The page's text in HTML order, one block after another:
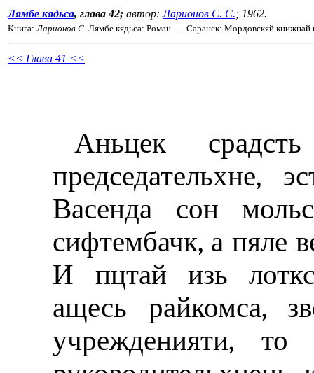
Лямбе кядьса, глава 42; автор:Ларионов С. С.; 1962.
Книга:Ларионов С. Лямбе кядьса: Роман. — Саранск: Мордовскяй книжнай
<< Глава 41 <<
Аньцек
председательхне,
Васенда сон
сифтембачк, а пяле
И пцтай изь
ащесь райкомса,
учрежденияти,